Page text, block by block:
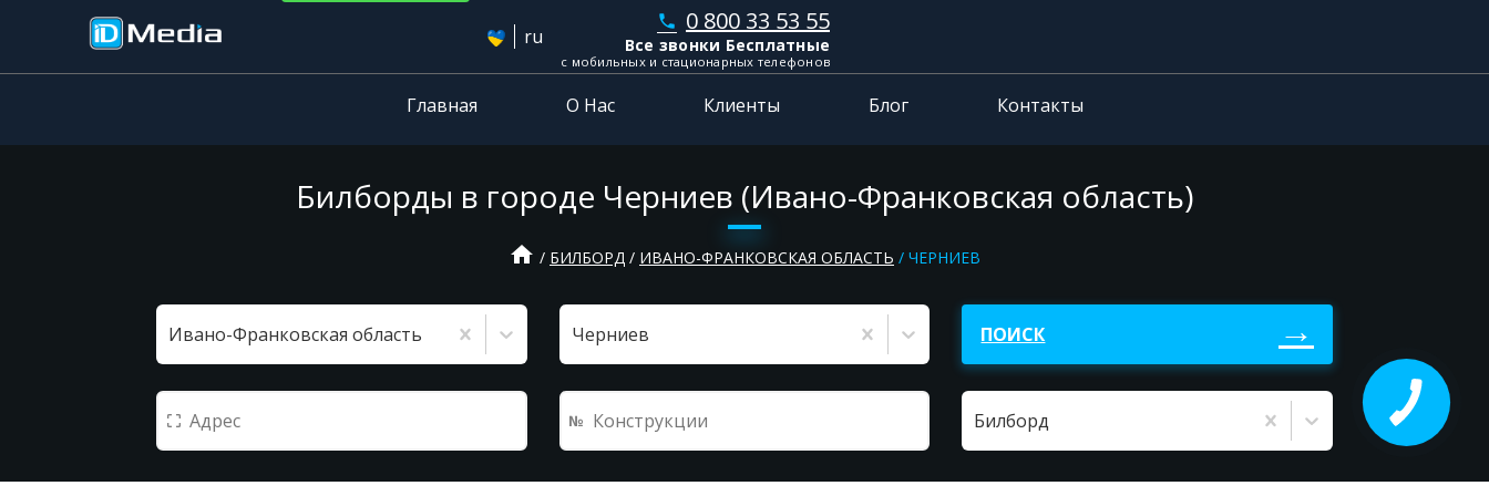
ru
phone 0 800 33 53 55
Все звонки Бесплатные
с мобильных и стационарных телефонов
Главная О Нас Клиенты Блог Контакты
Билборды в городе Черниев (Ивано-Франковская область)
home БИЛБОРД ИВАНО-ФРАНКОВСКАЯ ОБЛАСТЬ ЧЕРНИЕВ
Ивано-Франковская область Черниев
Билборд
ПОИСК